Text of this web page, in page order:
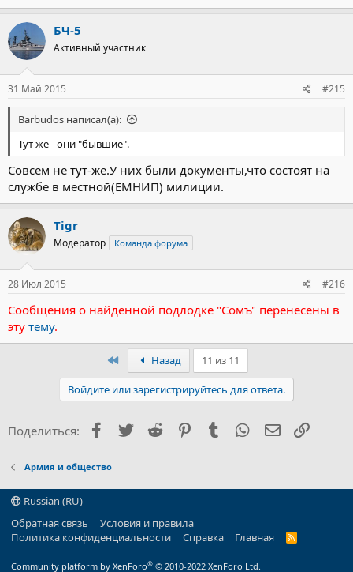
БЧ-5
Активный участник
31 Май 2015 #215
Barbudos написал(а):
Тут же - они "бывшие".
Совсем не тут-же.У них были документы,что состоят на
службе в местной(ЕМНИП) милиции.
Tigr
Модератор Команда форума
28 Июл 2015 #216
Сообщения о найденной подлодке "Сомъ" перенесены в
эту тему.
ПервыйНазад 11 из 11
Войдите или зарегистрируйтесь для ответа.
Поделиться: Facebook
Twitter Reddit PinterestTumblr WhatsApp
Армия и общество
Russian (RU)
Обратная связь
Условия и правила
Политика конфиденциальности
Справка Главная
R
Community platform by XenForo® © 2010-2022 XenForo Ltd.